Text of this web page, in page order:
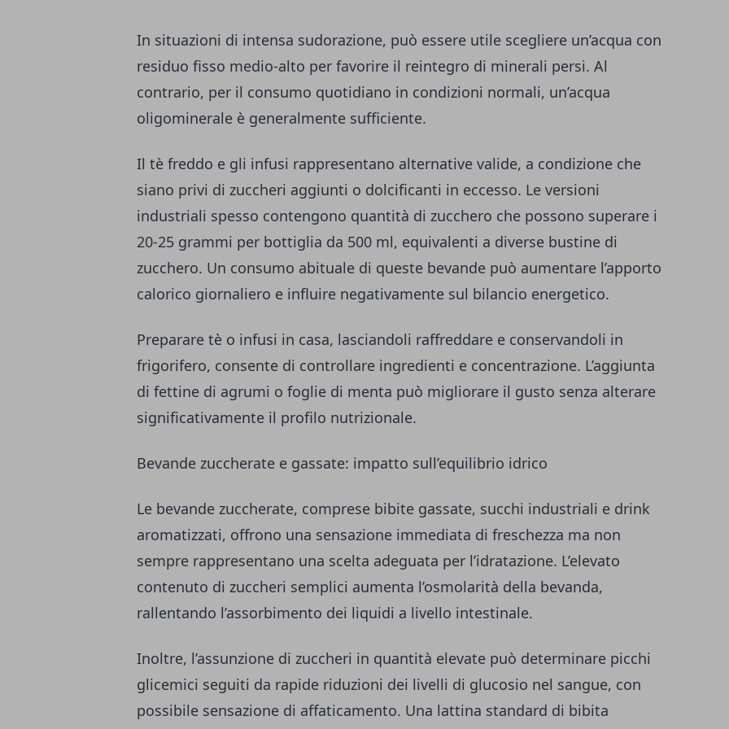
In situazioni di intensa sudorazione, può essere utile scegliere un’acqua con
residuo fisso medio-alto per favorire il reintegro di minerali persi. Al
contrario, per il consumo quotidiano in condizioni normali, un’acqua
oligominerale è generalmente sufficiente.
Il tè freddo e gli infusi rappresentano alternative valide, a condizione che
siano privi di zuccheri aggiunti o dolcificanti in eccesso. Le versioni
industriali spesso contengono quantità di zucchero che possono superare i
20-25 grammi per bottiglia da 500 ml, equivalenti a diverse bustine di
zucchero. Un consumo abituale di queste bevande può aumentare l’apporto
calorico giornaliero e influire negativamente sul bilancio energetico.
Preparare tè o infusi in casa, lasciandoli raffreddare e conservandoli in
frigorifero, consente di controllare ingredienti e concentrazione. L’aggiunta
di fettine di agrumi o foglie di menta può migliorare il gusto senza alterare
significativamente il profilo nutrizionale.
Bevande zuccherate e gassate: impatto sull’equilibrio idrico
Le bevande zuccherate, comprese bibite gassate, succhi industriali e drink
aromatizzati, offrono una sensazione immediata di freschezza ma non
sempre rappresentano una scelta adeguata per l’idratazione. L’elevato
contenuto di zuccheri semplici aumenta l’osmolarità della bevanda,
rallentando l’assorbimento dei liquidi a livello intestinale.
Inoltre, l’assunzione di zuccheri in quantità elevate può determinare picchi
glicemici seguiti da rapide riduzioni dei livelli di glucosio nel sangue, con
possibile sensazione di affaticamento. Una lattina standard di bibita